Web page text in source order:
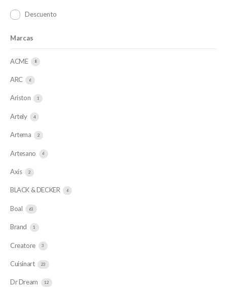
Descuento
Marcas
ACME 8
ARC 6
Ariston 1
Artely 4
Artema 2
Artesano 6
Axis 2
BLACK & DECKER 6
Boal 63
Brand 1
Creatore 3
Cuisinart 23
Dr Dream 12